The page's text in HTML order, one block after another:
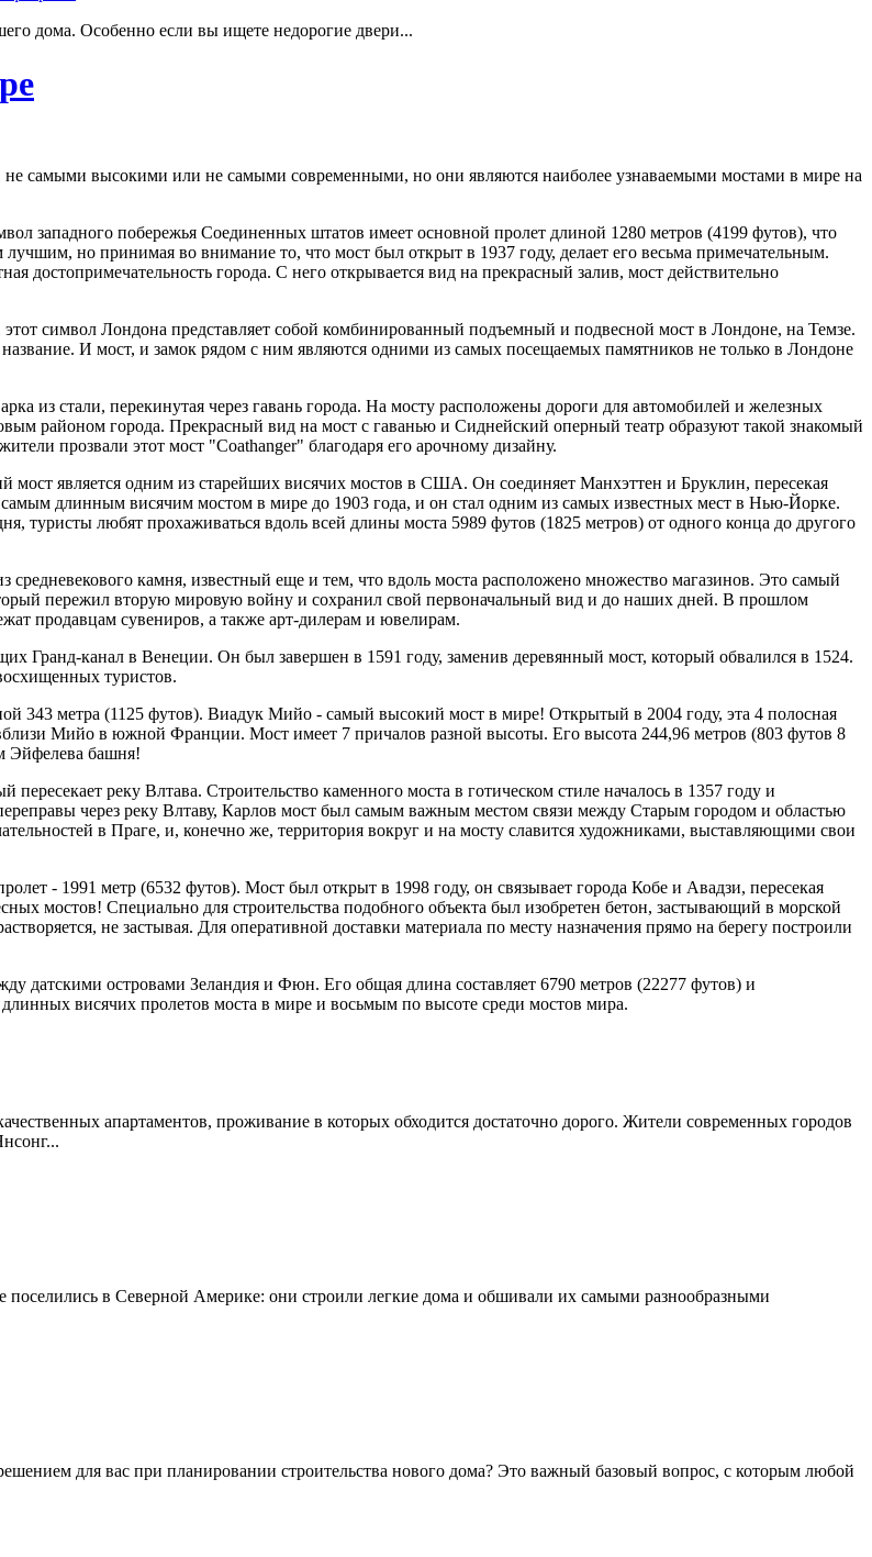
дома. Особенно если вы ищете недорогие двери...
самыми высокими или не самыми современными, но они являются наиболее узнаваемыми мостами в мире на
западного побережья Соединенных штатов имеет основной пролет длиной 1280 метров (4199 футов), что
но принимая во внимание то, что мост был открыт в 1937 году, делает его весьма примечательным.
достопримечательность города. С него открывается вид на прекрасный залив, мост действительно
символ Лондона представляет собой комбинированный подъемный и подвесной мост в Лондоне, на Темзе.
И мост, и замок рядом с ним являются одними из самых посещаемых памятников не только в Лондоне
из стали, перекинутая через гавань города. На мосту расположены дороги для автомобилей и железных
районом города. Прекрасный вид на мост с гаванью и Сиднейский оперный театр образуют такой знакомый
прозвали этот мост "Coathanger" благодаря его арочному дизайну.
является одним из старейших висячих мостов в США. Он соединяет Манхэттен и Бруклин, пересекая
длинным висячим мостом в мире до 1903 года, и он стал одним из самых известных мест в Нью-Йорке.
туристы любят прохаживаться вдоль всей длины моста 5989 футов (1825 метров) от одного конца до другого
камня, известный еще и тем, что вдоль моста расположено множество магазинов. Это самый
пережил вторую мировую войну и сохранил свой первоначальный вид и до наших дней. В прошлом
продавцам сувениров, а также арт-дилерам и ювелирам.
Гранд-канал в Венеции. Он был завершен в 1591 году, заменив деревянный мост, который обвалился в 1524.
туристов.
метра (1125 футов). Виадук Мийо - самый высокий мост в мире! Открытый в 2004 году, эта 4 полосная
Мийо в южной Франции. Мост имеет 7 причалов разной высоты. Его высота 244,96 метров (803 футов 8
Эйфелева башня!
реку Влтава. Строительство каменного моста в готическом стиле началось в 1357 году и
через реку Влтаву, Карлов мост был самым важным местом связи между Старым городом и областью
в Праге, и, конечно же, территория вокруг и на мосту славится художниками, выставляющими свои
- 1991 метр (6532 футов). Мост был открыт в 1998 году, он связывает города Кобе и Авадзи, пересекая
мостов! Специально для строительства подобного объекта был изобретен бетон, застывающий в морской
не застывая. Для оперативной доставки материала по месту назначения прямо на берегу построили
датскими островами Зеландия и Фюн. Его общая длина составляет 6790 метров (22277 футов) и
висячих пролетов моста в мире и восьмым по высоте среди мостов мира.
апартаментов, проживание в которых обходится достаточно дорого. Жители современных городов
поселились в Северной Америке: они строили легкие дома и обшивали их самыми разнообразными
для вас при планировании строительства нового дома? Это важный базовый вопрос, с которым любой